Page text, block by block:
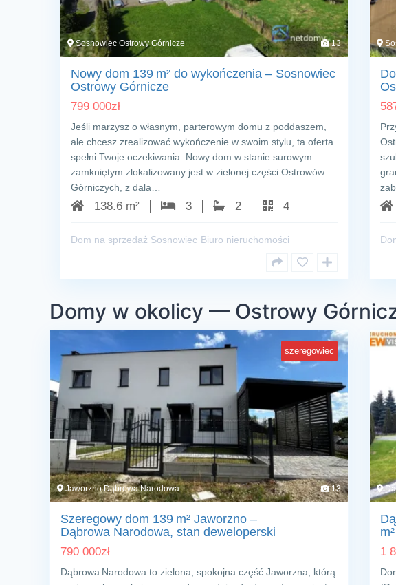
Sosnowiec Ostrowy Górnicze 13
Nowy dom 139 m² do wykończenia – Sosnowiec
Ostrowy Górnicze
799 000zł
Jeśli marzysz o własnym, parterowym domu z poddaszem,
ale chcesz zrealizować wykończenie w swoim stylu, ta oferta
spełni Twoje oczekiwania. Nowy dom w stanie surowym
zamkniętym zlokalizowany jest w zielonej części Ostrowów
Górniczych, z dala…
138.6 m² 3 2 4
Dom na sprzedaż Sosnowiec Biuro nieruchomości
Domy w okolicy — Ostrowy
szeregowiec
Jaworzno Dąbrowa Narodowa 13
Szeregowy dom 139 m² Jaworzno –
Dąbrowa Narodowa, stan deweloperski
790 000zł
Dąbrowa Narodowa to zielona, spokojna część Jaworzna, którą
1